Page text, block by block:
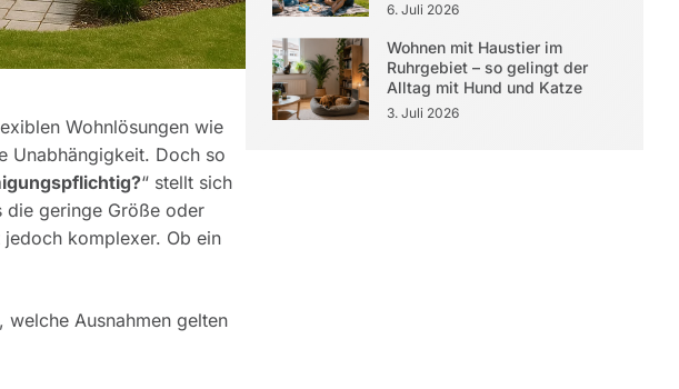
Wohnlösungen wie
Unabhängigkeit. Doch so
“ stellt sich
die geringe Größe oder
komplexer. Ob ein
Ausnahmen gelten
6. Juli 2026
Wohnen mit Haustier im
Ruhrgebiet – so gelingt der
Alltag mit Hund und Katze
3. Juli 2026